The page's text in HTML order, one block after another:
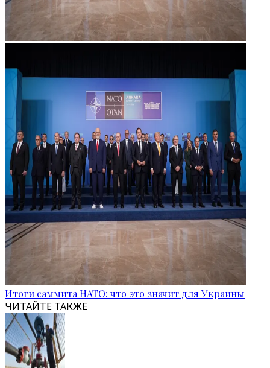
Итоги саммита НАТО: что это значит для Украины
ЧИТАЙТЕ ТАКЖЕ